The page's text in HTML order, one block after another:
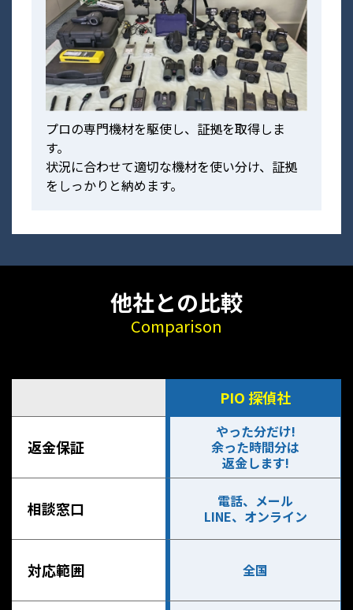
プロの専門機材を駆使し、証拠を取得しま
す。
状況に合わせて適切な機材を使い分け、証拠
をしっかりと納めます。
他社との比較
Comparison
PIO 探偵社
返金保証
やった分だけ!
余った時間分は
返金します!
相談窓口
電話、メール
LINE、オンライン
対応範囲 全国